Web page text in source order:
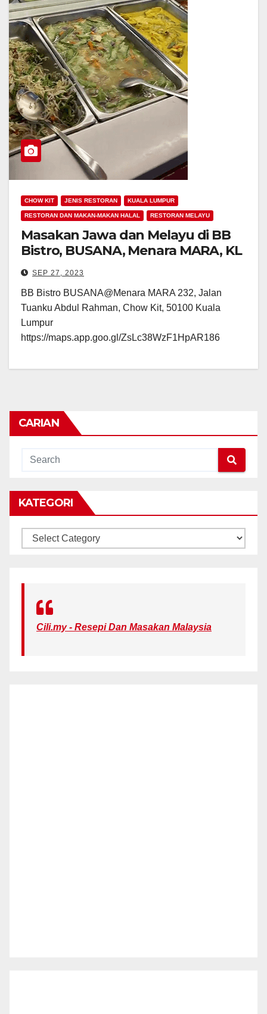
CHOW KIT JENIS RESTORAN KUALA LUMPUR
RESTORAN DAN MAKAN-MAKAN HALAL RESTORAN MELAYU
Masakan Jawa dan Melayu di BB
Bistro, BUSANA, Menara MARA, KL
SEP 27, 2023
BB Bistro BUSANA@Menara MARA 232, Jalan
Tuanku Abdul Rahman, Chow Kit, 50100 Kuala
Lumpur
https://maps.app.goo.gl/ZsLc38WzF1HpAR186
CARIAN
KATEGORI
KATEGORI
Cili.my - Resepi Dan Masakan Malaysia